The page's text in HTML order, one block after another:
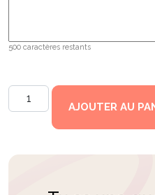
500 caractères restants
AJOUTER AU